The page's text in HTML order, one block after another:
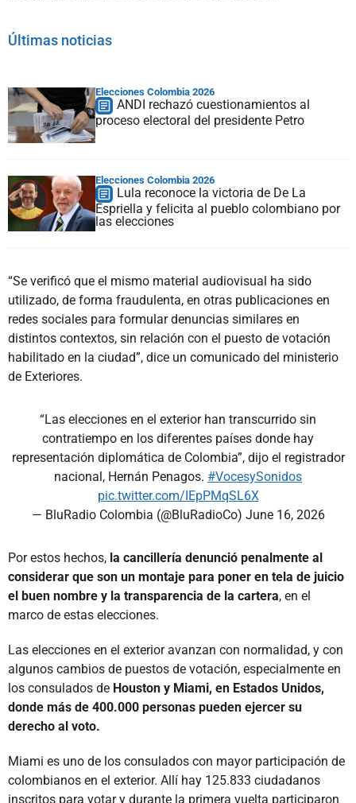
Últimas noticias
Elecciones Colombia 2026
ANDI rechazó cuestionamientos al
proceso electoral del presidente Petro
Elecciones Colombia 2026
Lula reconoce la victoria de De La
Espriella y felicita al pueblo colombiano por
las elecciones
“Se verificó que el mismo material audiovisual ha sido
utilizado, de forma fraudulenta, en otras publicaciones en
redes sociales para formular denuncias similares en
distintos contextos, sin relación con el puesto de votación
habilitado en la ciudad”, dice un comunicado del ministerio
de Exteriores.
“Las elecciones en el exterior han transcurrido sin
contratiempo en los diferentes países donde hay
representación diplomática de Colombia”, dijo el registrador
nacional, Hernán Penagos. #VocesySonidos
pic.twitter.com/IEpPMqSL6X
— BluRadio Colombia (@BluRadioCo) June 16, 2026
Por estos hechos, la cancillería denunció penalmente al
considerar que son un montaje para poner en tela de juicio
el buen nombre y la transparencia de la cartera, en el
marco de estas elecciones.
Las elecciones en el exterior avanzan con normalidad, y con
algunos cambios de puestos de votación, especialmente en
los consulados de Houston y Miami, en Estados Unidos,
donde más de 400.000 personas pueden ejercer su
derecho al voto.
Miami es uno de los consulados con mayor participación de
colombianos en el exterior. Allí hay 125.833 ciudadanos
inscritos para votar y durante la primera vuelta participaron